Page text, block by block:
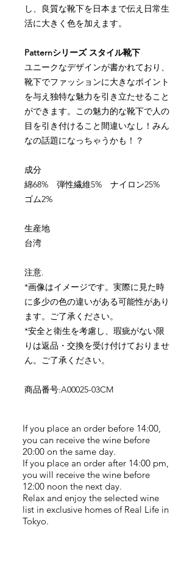
し、良質な靴下を日本まで伝え日常生
活に大きく色を加えます。
Patternシリーズ スタイル靴下
ユニークなデザインが書かれており、
靴下でファッションに大きなポイント
を与え独特な魅力を引き立たせること
ができます。この魅力的な靴下で人の
目を引き付けること間違いなし！みん
なの話題になっちゃうかも！？
成分
綿68% 弾性繊維5% ナイロン25%
ゴム2%
生産地
台湾
注意.
*画像はイメージです。実際に見た時
に多少の色の違いがある可能性があり
ます。ご了承ください。
*安全と衛生を考慮し、瑕疵がない限
りは返品・交換を受け付けておりませ
ん。ご了承ください。
商品番号:A00025-03CM
If you place an order before 14:00,
you can receive the wine before
20:00 on the same day.
If you place an order after 14:00 pm,
you will receive the wine before
12:00 noon the next day.
Relax and enjoy the selected wine
list in exclusive homes of Real Life in
Tokyo.